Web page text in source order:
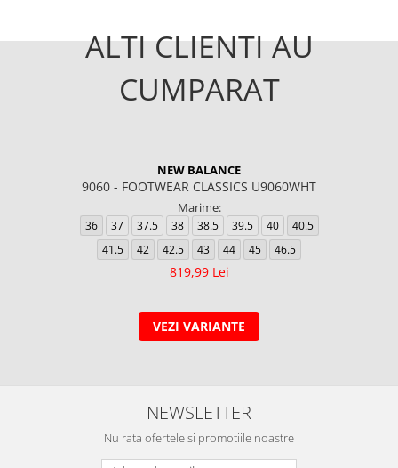
ALTI CLIENTI AU
CUMPARAT
NEW BALANCE
9060 - FOOTWEAR CLASSICS U9060WHT
Marime:
36 37 37.5 38 38.5 39.5 40
40.5
41.5
42 42.5 43 44 45 46.5
819,99 Lei
VEZI VARIANTE
NEWSLETTER
Nu rata ofertele si promotiile noastre